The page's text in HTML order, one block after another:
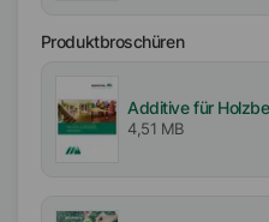
EMEA
Asien/Ozeanien
Amerika
Produktbroschüren
Additive für
4,51 MB